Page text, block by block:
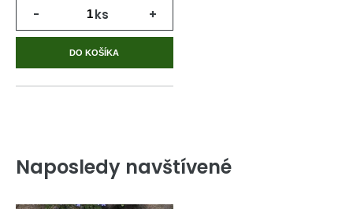
- ks +
DO KOŠÍKA
Naposledy navštívené